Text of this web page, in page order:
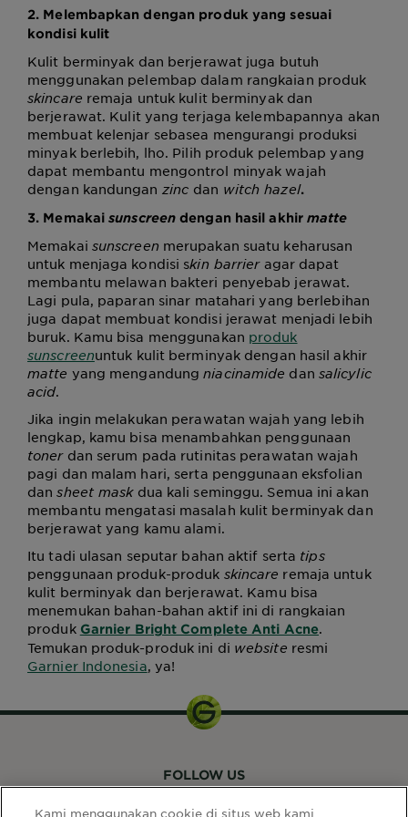
2. Melembapkan dengan produk yang sesuai
kondisi kulit
Kulit berminyak dan berjerawat juga butuh
menggunakan pelembap dalam rangkaian produk
skincare remaja untuk kulit berminyak dan
berjerawat. Kulit yang terjaga kelembapannya akan
membuat kelenjar sebasea mengurangi produksi
minyak berlebih, lho. Pilih produk pelembap yang
dapat membantu mengontrol minyak wajah
dengan kandungan zinc dan witch hazel.
3. Memakaisunscreen dengan hasil akhirmatte
Memakai sunscreen merupakan suatu keharusan
untuk menjaga kondisi skin barrieragar dapat
membantu melawan bakteri penyebab jerawat.
Lagi pula, paparan sinar matahari yang berlebihan
juga dapat membuat kondisi jerawat menjadi lebih
buruk. Kamu bisa menggunakan produk
sunscreenuntuk kulit berminyak dengan hasil akhir
matte yang mengandungniacinamide dan salicylic
acid.
Jika ingin melakukan perawatan wajah yang lebih
lengkap, kamu bisa menambahkan penggunaan
tonerdan serum pada rutinitas perawatan wajah
pagi dan malam hari, serta penggunaan eksfolian
dansheet maskdua kali seminggu. Semua ini akan
membantu mengatasi masalah kulit berminyak dan
berjerawat yang kamu alami.
Itu tadi ulasan seputar bahan aktif serta tips
penggunaan produk-produk skincare remaja untuk
kulit berminyak dan berjerawat. Kamu bisa
menemukan bahan-bahan aktif ini di rangkaian
produk Garnier Bright Complete Anti Acne.
Temukan produk-produk ini di website resmi
Garnier Indonesia, ya!
FOLLOW US
Kami menggunakan cookie di situs web kami,